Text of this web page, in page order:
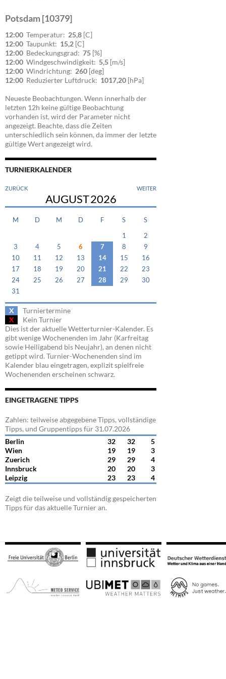
Potsdam [10379]
12:00 Temperatur: 25,8 [C]
12:00 Taupunkt: 15,2 [C]
12:00 Bedeckungsgrad: 75 [%]
12:00 Windgeschwindigkeit: 5,5 [m/s]
12:00 Windrichtung: 260 [deg]
12:00 Reduzierter Luftdruck: 1017,20 [hPa]
Neueste Beobachtungen. Wenn innerhalb der
letzten 12h keine gültige Beobachtung
vorhanden ist, wird der Parameter nicht
angezeigt. Beachte, dass die Zeiten
unterschiedlich sein können, da immer der letzte
gültige Wert angezeigt wird.
TURNIERKALENDER
ZURÜCK WEITER
AUGUST2026
M D M D F S S
1
2
3
4 5 6 7 8
9
10
11 12 13 14 15
16
17
18 19 20 21 22
23
24
25 26 27 28 29
30
31
X
Turniertermine
X
Kein Turnier
Dies ist der aktuelle Wetterturnier-Kalender. Es
gibt wenige Wochenenden im Jahr (Karfreitag
sowie Heiligabend bis Neujahr), an denen nicht
getippt wird. Turnier-Wochenenden sind im
Kalender blau eingetragen, explizit spielfreie
Wochenenden erscheinen schwarz.
EINGETRAGENE TIPPS
Zahlen: teilweise abgegebene Tipps, vollständige
Tipps, und Gruppentipps für 31.07.2026
Berlin
32 32
5
Wien
19 19
3
Zuerich
29 29
4
Innsbruck
20 20
3
Leipzig
23 23 4
Zeigt die teilweise und vollständig gespeicherten
Tipps für das aktuelle Turnier an.